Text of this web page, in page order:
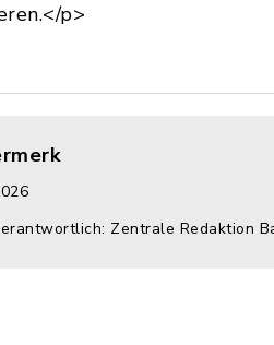
p>
Zentrale Redaktion